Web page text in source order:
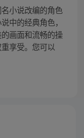
小说改编的角色
中的经典角色，
画面和流畅的操
享受。您可以